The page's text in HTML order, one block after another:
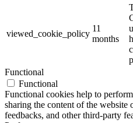
viewed_cookie_policy
11
months
Functional
Functional
Functional cookies help to
sharing the content of the website
feedbacks, and other third-party